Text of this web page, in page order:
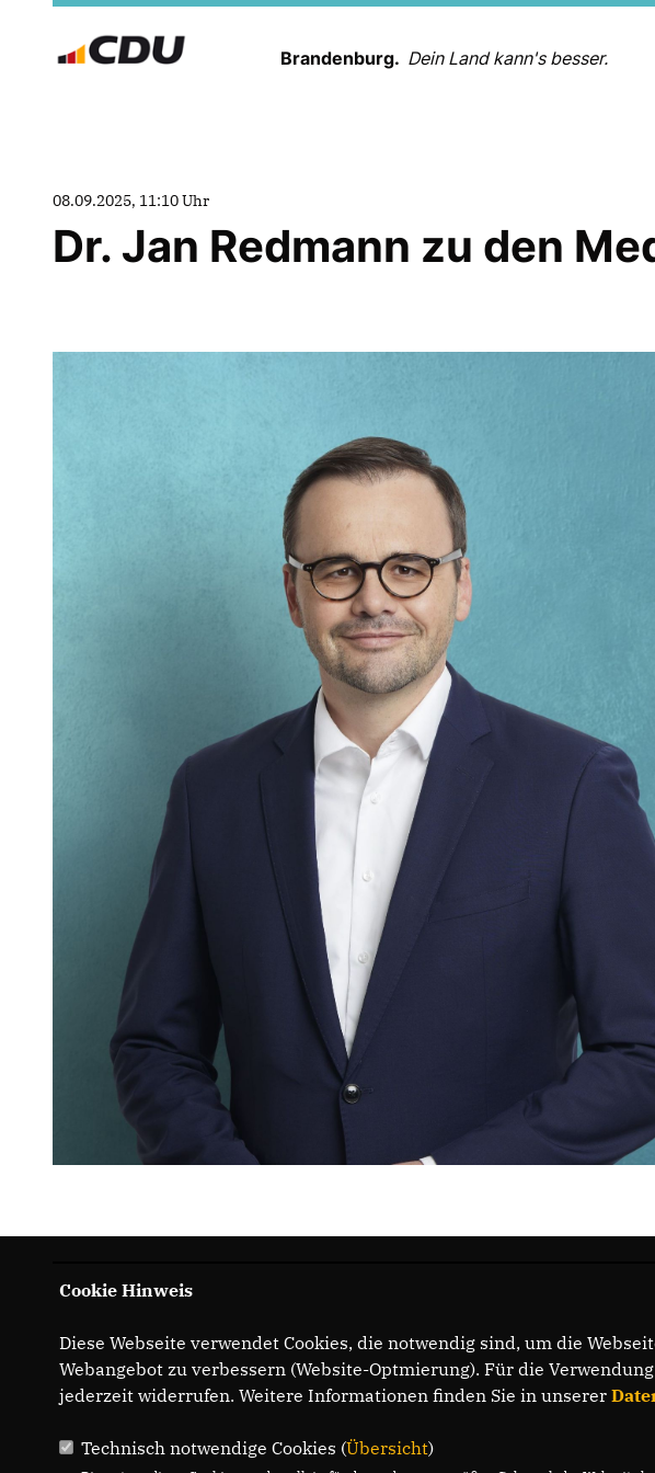
Brandenburg. Dein Land kann's besser.
08.09.2025, 11:10 Uhr
Dr. Jan Redmann zu den
Cookie Hinweis
Diese Webseite verwendet Cookies, die notwendig sind, um die
Webangebot zu verbessern (Website-Optmierung). Für die
jederzeit widerrufen. Weitere Informationen finden Sie in unserer
Technisch notwendige Cookies (Übersicht)